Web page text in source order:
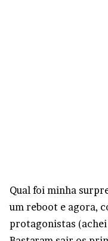
Qual foi minha
um reboot e agora,
protagonistas